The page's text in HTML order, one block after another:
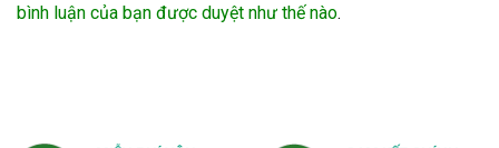
bình luận của bạn được duyệt như thế nào.